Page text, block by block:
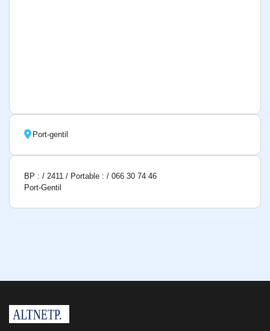
Port-gentil
BP : / 2411 / Portable : / 066 30 74 46
Port-Gentil